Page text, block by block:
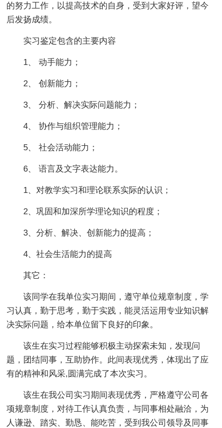
的努力工作，以提高技术的自身，受到大家好评，望今
后发扬成绩。
实习鉴定包含的主要内容
1、 动手能力；
2、 创新能力；
3、 分析、解决实际问题能力；
4、 协作与组织管理能力；
5、 社会活动能力；
6、 语言及文字表达能力。
1、对教学实习和理论联系实际的认识；
2、巩固和加深所学理论知识的程度；
3、分析、解决、创新能力的提高；
4、社会生活能力的提高
其它：
该同学在我单位实习期间，遵守单位规章制度，学
习认真，勤于思考，勤于实践，能灵活运用专业知识解
决实际问题，给本单位留下良好的印象。
该生在实习过程能够积极主动探索未知，发现问
题，团结同事，互助协作。此间表现优秀，体现出了应
有的精神和风采,圆满完成了本次实习。
该生在我公司实习期间表现优秀，严格遵守公司各
项规章制度，对待工作认真负责，与同事相处融洽，为
人谦逊、踏实、勤恳、能吃苦，受到我公司领导及同事